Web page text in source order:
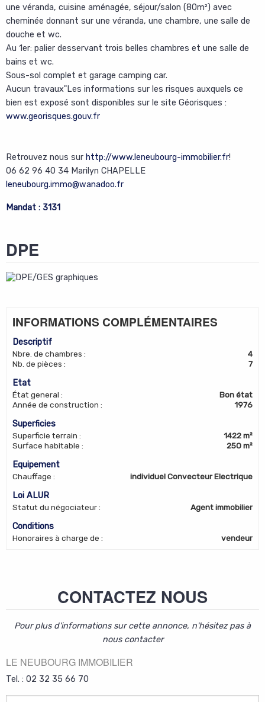
une véranda, cuisine aménagée, séjour/salon (80m²) avec
cheminée donnant sur une véranda, une chambre, une salle de
douche et wc.
Au 1er: palier desservant trois belles chambres et une salle de
bains et wc.
Sous-sol complet et garage camping car.
Aucun travaux"Les informations sur les risques auxquels ce
bien est exposé sont disponibles sur le site Géorisques :
www.georisques.gouv.fr
Retrouvez nous sur http://www.leneubourg-immobilier.fr!
06 62 96 40 34 Marilyn CHAPELLE
leneubourg.immo@wanadoo.fr
Mandat : 3131
DPE
INFORMATIONS COMPLÉMENTAIRES
Descriptif
Nbre. de chambres :
4
Nb. de pièces : 7
Etat
État general :
Bon état
Année de construction : 1976
Superficies
Superficie terrain :
1422 m²
Surface habitable : 250 m²
Equipement
Chauffage : individuel Convecteur Electrique
Loi ALUR
Statut du négociateur: Agent immobilier
Conditions
Honoraires à charge de : vendeur
CONTACTEZ NOUS
Pour plus d'informations sur cette annonce, n'hésitez pas à
nous contacter
LE NEUBOURG IMMOBILIER
Tel. : 02 32 35 66 70